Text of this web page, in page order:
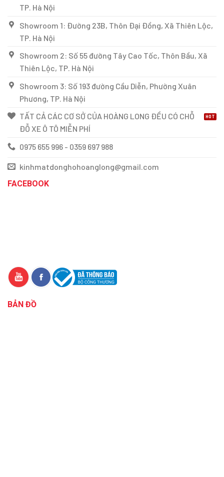
TP. Hà Nội
Showroom 1: Đường 23B, Thôn Đại Đồng, Xã Thiên Lộc,
TP. Hà Nội
Showroom 2: Số 55 đường Tây Cao Tốc, Thôn Bầu, Xã
Thiên Lộc, TP. Hà Nội
Showroom 3: Số 193 đường Cầu Diễn, Phường Xuân
Phương, TP. Hà Nội
TẤT CẢ CÁC CƠ SỞ CỦA HOÀNG LONG ĐỀU CÓ CHỖ
ĐỖ XE Ô TÔ MIỄN PHÍ
0975 655 996 - 0359 697 988
kinhmatdonghohoanglong@gmail.com
FACEBOOK
BẢN ĐỒ